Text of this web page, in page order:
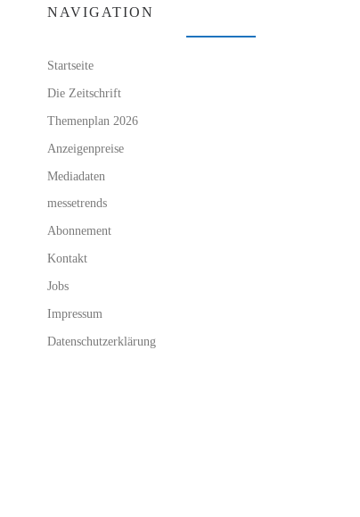
NAVIGATION
Startseite
Die Zeitschrift
Themenplan 2026
Anzeigenpreise
Mediadaten
messetrends
Abonnement
Kontakt
Jobs
Impressum
Datenschutzerklärung